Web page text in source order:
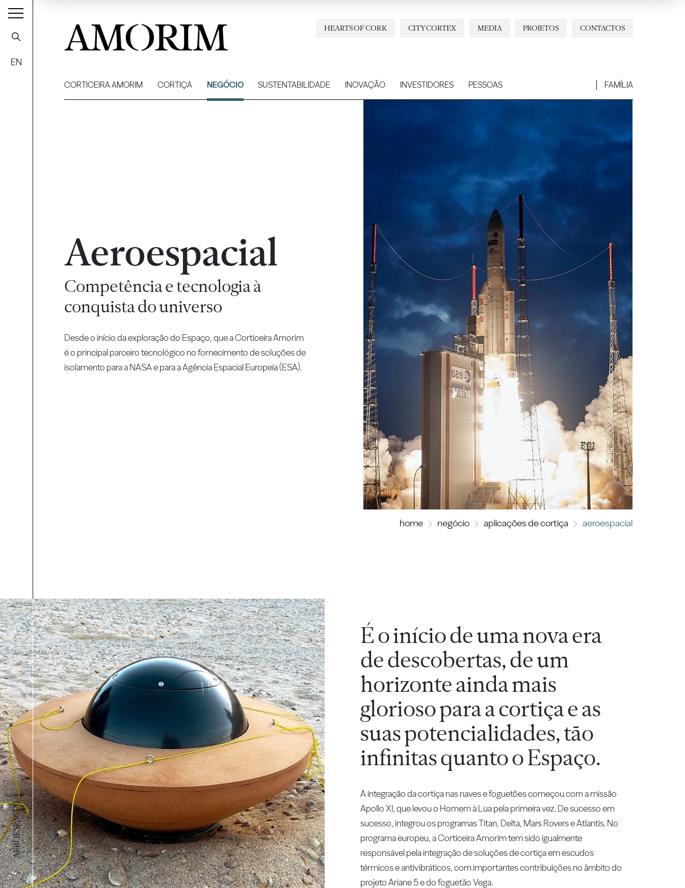
AEROESPACIAL
EN
AMORIM CONTACTOS
PROJETOS
MEDIA
CITY CORTEX
HEARTS OF CORK
CORTICEIRA AMORIM CORTIÇA NEGÓCIO SUSTENTABILIDADE INOVAÇÃO INVESTIDORES PESSOAS FAMÍLIA
Aeroespacial
Competência e tecnologia à
conquista do universo
Desde o início da exploração do Espaço, que a Corticeira Amorim
é o principal parceiro tecnológico no fornecimento de soluções de
isolamento para a NASA e para a Agência Espacial Europeia (ESA).
home negócio aplicações de cortiça aeroespacial
É o início de uma nova era
de descobertas, de um
horizonte ainda mais
glorioso para a cortiça e as
suas potencialidades, tão
infinitas quanto o Espaço.
A integração da cortiça nas naves e foguetões começou com a missão
Apollo XI, que levou o Homem à Lua pela primeira vez. De sucesso em
sucesso, integrou os programas Titan, Delta, Mars Rovers e Atlantis. No
programa europeu, a Corticeira Amorim tem sido igualmente
responsável pela integração de soluções de cortiça em escudos
térmicos e antivibráticos, com importantes contribuições no âmbito do
projeto Ariane 5 e do foguetão Vega.